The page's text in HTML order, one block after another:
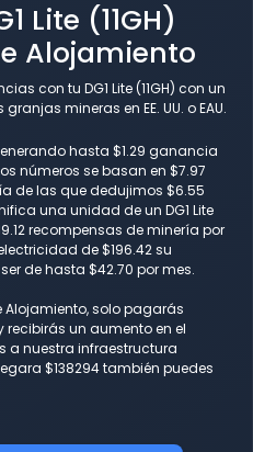
Lite (11GH)
Alojamiento
con tu DG1 Lite (11GH) con un
mineras en EE. UU. o EAU.
generando hasta $1.29 ganancia
números se basan en $7.97
de las que dedujimos $6.55
una unidad de un DG1 Lite
recompensas de minería por
de $196.42 su
de hasta $42.70 por mes.
Alojamiento, solo pagarás
recibirás un aumento en el
a nuestra infraestructura
$138294 también puedes